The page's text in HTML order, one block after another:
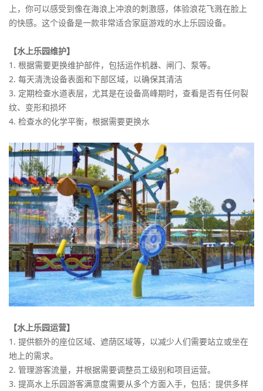
上，你可以感受到像在海浪上冲浪的刺激感，体验浪花飞溅在脸上
的快感。这个设备是一款非常适合家庭游戏的水上乐园设备。
【水上乐园维护】
1. 根据需要更换维护部件，包括运作机器、闸门、泵等。
2. 每天清洗设备表面和下部区域，以确保其清洁
3. 定期检查水道表层，尤其是在设备高峰期时，查看是否有任何裂
纹、变形和损坏
4. 检查水的化学平衡，根据需要更换水
【水上乐园运营】
1. 提供额外的座位区域、遮荫区域等，以减少人们需要站立或坐在
地上的需求。
2. 管理游客流量，并根据需要调整员工级别和项目运营。
3. 提高水上乐园游客满意度需要从多个方面入手，包括：提供多样